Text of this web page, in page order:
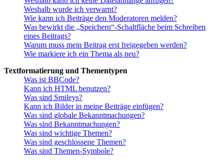
Weshalb wurde ich verwarnt?
Wie kann ich Beiträge den Moderatoren melden?
Was bewirkt die „Speichern“-Schaltfläche beim Schreiben
eines Beitrags?
Warum muss mein Beitrag erst freigegeben werden?
Wie markiere ich ein Thema als neu?
Textformatierung und Thementypen
Was ist BBCode?
Kann ich HTML benutzen?
Was sind Smileys?
Kann ich Bilder in meine Beiträge einfügen?
Was sind globale Bekanntmachungen?
Was sind Bekanntmachungen?
Was sind wichtige Themen?
Was sind geschlossene Themen?
Was sind Themen-Symbole?